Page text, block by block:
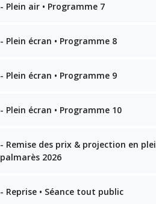
- Plein air • Programme 7
- Plein écran • Programme 8
- Plein écran • Programme 9
- Plein écran • Programme 10
- Remise des prix & projection en
palmarès 2026
- Reprise • Séance tout public